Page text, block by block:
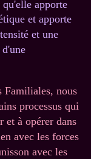
apporte
et apporte
et une
Familiales, nous
processus qui
et à opérer dans
avec les forces
avec les